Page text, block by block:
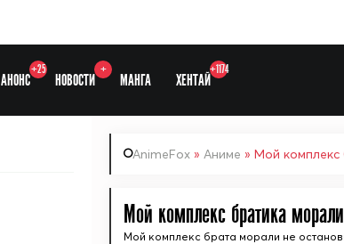
АНОНС
+25
НОВОСТИ
+
МАНГА ХЕНТАЙ
+1174
AnimeFox » Аниме » Мой
Мой комплекс братика
Мой комплекс брата морали не